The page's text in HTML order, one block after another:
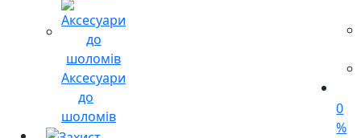
Аксесуари
до
шоломів
0
%